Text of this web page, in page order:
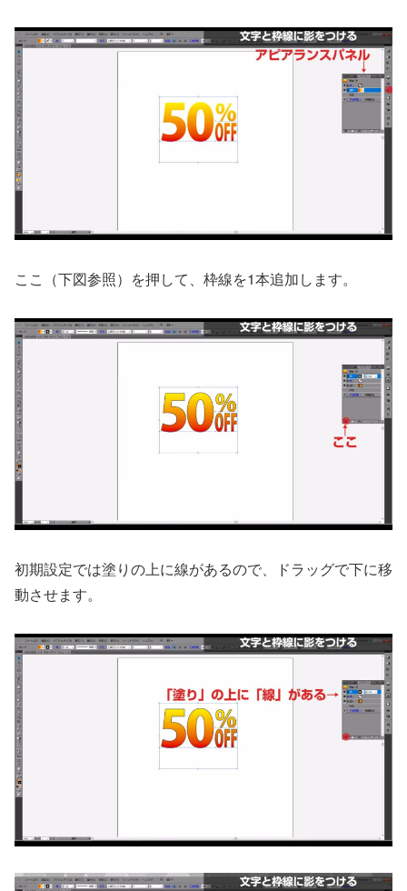
ここ（下図参照）を押して、枠線を1本追加します。
初期設定では塗りの上に線があるので、ドラッグで下に移
動させます。